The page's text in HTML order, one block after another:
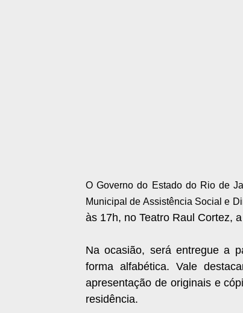
O Governo do Estado do Rio de
Municipal de Assistência Social e
às 17h, no Teatro Raul Cortez,
Na ocasião, será entregue a
forma alfabética. Vale
apresentação de originais e
residência.